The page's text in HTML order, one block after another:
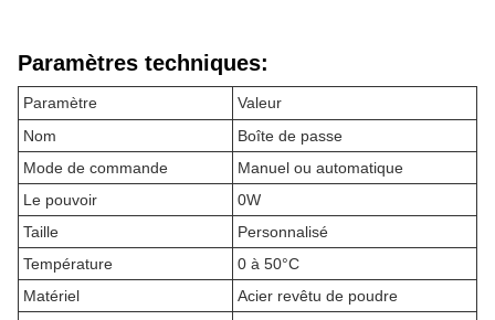
Paramètres techniques:
Paramètre
Valeur
Nom
Boîte de passe
Mode de commande
Manuel ou automatique
Le pouvoir
0W
Taille
Personnalisé
Température
0 à 50°C
Matériel
Acier revêtu de poudre